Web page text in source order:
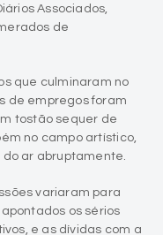
que culminaram no
de empregos foram
no campo artístico,
ar abruptamente.
variaram para
os sérios
principais.
quem assinou o